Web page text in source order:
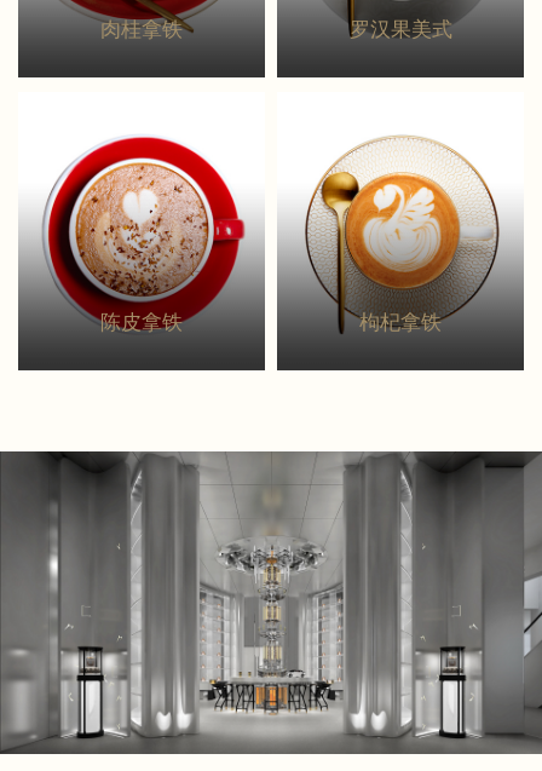
肉桂拿铁 罗汉果美式
陈皮拿铁 枸杞拿铁